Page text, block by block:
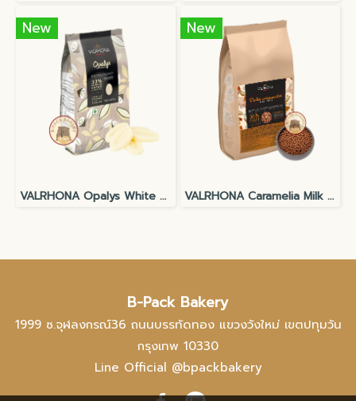
New
VALRHONA Opalys White Chocolate Couverture 33%
New
VALRHONA Caramelia Milk 36% Crispy Pearls
B-Pack Bakery
1999 ซ.จุฬลงกรณ์36 ถนนบรรทัดทอง แขวงวังใหม่ เขตปทุมวัน
กรุงเทพ 10330
Line Official @bpackbakery